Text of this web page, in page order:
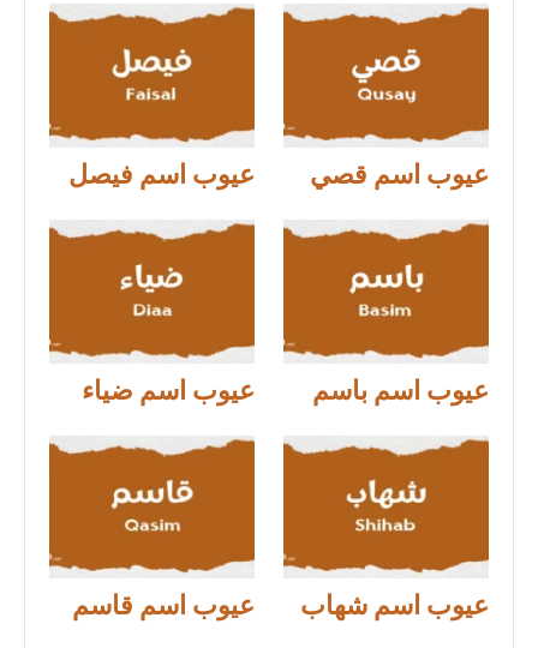
عيوب اسم قصي عيوب اسم فيصل
عيوب اسم باسم عيوب اسم ضياء
عيوب اسم شهاب عيوب اسم قاسم